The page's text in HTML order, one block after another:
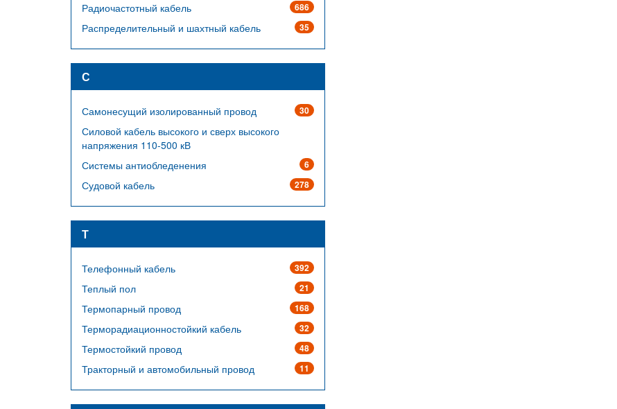
686
Радиочастотный кабель
35
Распределительный и шахтный кабель
С
30
Самонесущий изолированный провод
Силовой кабель высокого и сверх высокого
напряжения 110-500 кВ
6
Системы антиобледенения
278
Судовой кабель
Т
392
Телефонный кабель
21
Теплый пол
168
Термопарный провод
32
Терморадиационностойкий кабель
48
Термостойкий провод
11
Тракторный и автомобильный провод